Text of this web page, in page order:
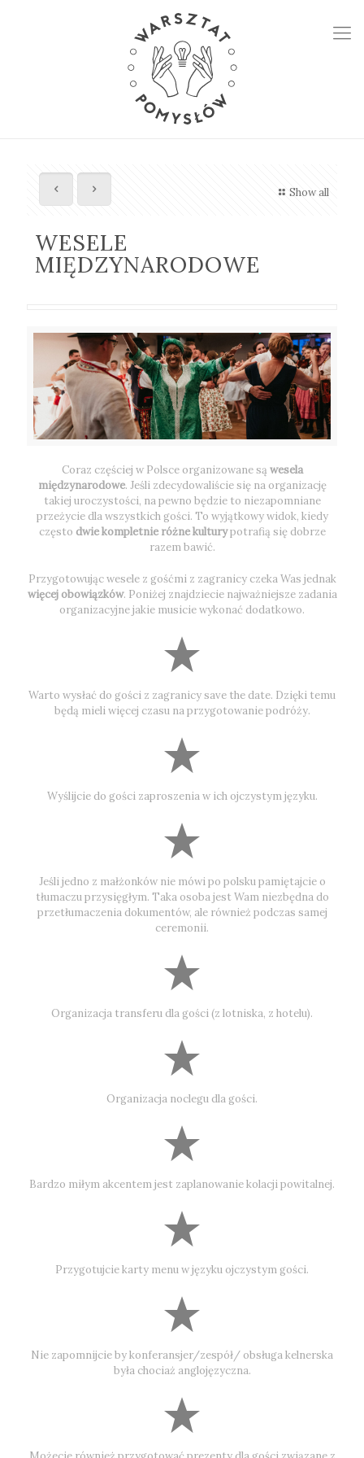
Show all
WESELE
MIĘDZYNARODOWE
Coraz częściej w Polsce organizowane są wesela
międzynarodowe. Jeśli zdecydowaliście się na organizację
takiej uroczystości, na pewno będzie to niezapomniane
przeżycie dla wszystkich gości. To wyjątkowy widok, kiedy
często dwie kompletnie różne kulturypotrafią się dobrze
razem bawić.
Przygotowując wesele z gośćmi z zagranicy czeka Was jednak
więcej obowiązków. Poniżej znajdziecie najważniejsze zadania
organizacyjne jakie musicie wykonać dodatkowo.
Warto wysłać do gości z zagranicy save the date. Dzięki temu
będą mieli więcej czasu na przygotowanie podróży.
Wyślijcie do gości zaproszenia w ich ojczystym języku.
Jeśli jedno z małżonków nie mówi po polsku pamiętajcie o
tłumaczu przysięgłym. Taka osoba jest Wam niezbędna do
przetłumaczenia dokumentów, ale również podczas samej
ceremonii.
Organizacja transferu dla gości (z lotniska, z hotelu).
Organizacja noclegu dla gości.
Bardzo miłym akcentem jest zaplanowanie kolacji powitalnej.
Przygotujcie karty menu w języku ojczystym gości.
Nie zapomnijcie by konferansjer/zespół/ obsługa kelnerska
była chociaż anglojęzyczna.